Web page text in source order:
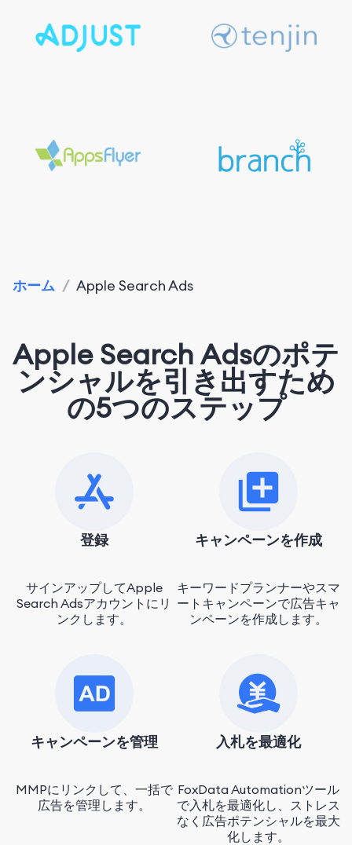
ホーム / Apple Search Ads
Apple Search Adsのポテ
ンシャルを引き出すため
の5つのステップ
登録
サインアップしてApple
Search Adsアカウントにリ
ンクします。
キャンペーンを作成
キーワードプランナーやスマ
ートキャンペーンで広告キャ
ンペーンを作成します。
キャンペーンを管理
MMPにリンクして、一括で
広告を管理します。
入札を最適化
FoxData Automationツール
で入札を最適化し、ストレス
なく広告ポテンシャルを最大
化します。